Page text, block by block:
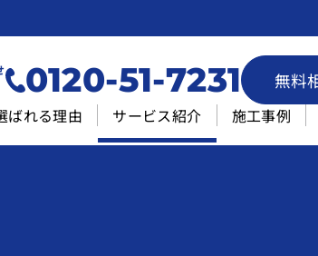
0120-51-7231 無料
ばれる理由 サービス紹介 施工事例